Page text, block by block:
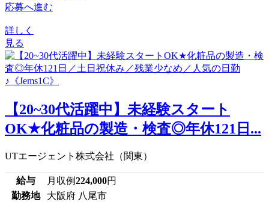
応募へ進む
詳しく
見る
【20~30代活躍中】未経験スタート
OK★化粧品の製造・検査◎年休121日...
UTエージェント株式会社（関東）
給与 月収例224,000円
勤務地
大阪府 八尾市